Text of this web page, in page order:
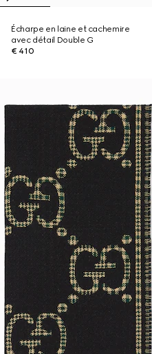
Écharpe en laine et cachemire
avec détail Double G
€ 410